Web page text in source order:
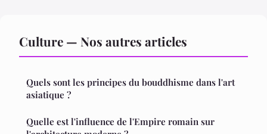
Culture — Nos autres articles
Quels sont les principes du bouddhisme dans l'art
asiatique ?
Quelle est l'influence de l'Empire romain sur